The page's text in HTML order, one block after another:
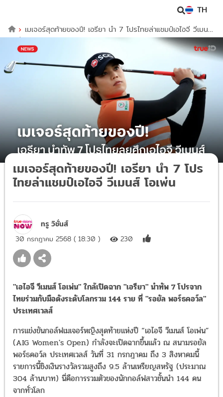
TH
เมเจอร์สุดท้ายของปี! เอรียา นำ 7 โปรไทยล่าแชมป์เอไอจี วีเมนส์
โอเพ่น
เมเจอร์สุดท้ายของปี! เอรียา นำ 7 โปร
ไทยล่าแชมป์เอไอจี วีเมนส์ โอเพ่น
ทรู วิชั่นส์
30 กรกฎาคม 2568 ( 18:30 ) 230
"เอไอจี วีเมนส์ โอเพ่น" ใกล้เปิดฉาก "เอรียา" นำทัพ 7 โปรจาก
ไทยร่วมกับมือดังระดับโลกรวม 144 ราย ที่ "รอยัล พอร์ธคอว์ล"
ประเทศเวลส์
การแข่งขันกอล์ฟเมเจอร์หญิงสุดท้ายแห่งปี “เอไอจี วีเมนส์ โอเพ่น”
(AIG Women's Open) กำลังจะเปิดฉากขึ้นแล้ว ณ สนามรอยัล
พอร์ธคอว์ล ประเทศเวลส์ วันที่ 31 กรกฎาคม ถึง 3 สิงหาคมนี้
รายการนี้ชิงเงินรางวัลรวมสูงถึง 9.5 ล้านเหรียญสหรัฐ (ประมาณ
304 ล้านบาท) นี่คือการรวมตัวของนักกอล์ฟสาวชั้นนำ 144 คน
จากทั่วโลก